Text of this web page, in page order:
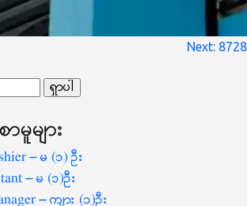
Next: 8728
များ
– မ (၁) ဦး
– မ (၁)ဦး
– ကျား (၁)ဦး